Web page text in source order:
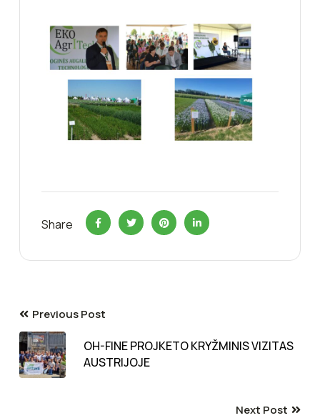
Share
Previous Post
OH-FINE PROJKETO KRYŽMINIS VIZITAS
AUSTRIJOJE
Next Post